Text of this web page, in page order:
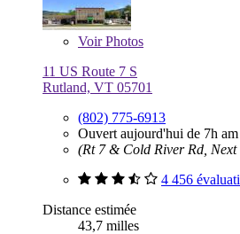
VoirPhotos
11 US Route 7 S
Rutland, VT 05701
(802) 775-6913
Ouvert aujourd'hui de 7h
(Rt 7 & Cold River Rd,
4 456
Distance estimée
43,7 milles